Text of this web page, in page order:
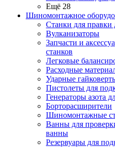
Ещё 28
Шиномонтажное
Станки для правки
Вулканизаторы
Запчасти и
станков
Легковые
Расходные
Ударные
Пистолеты для
Генераторы азота
Борторасширители
Шиномонтажные
Ванны для
ванны
Резервуары для